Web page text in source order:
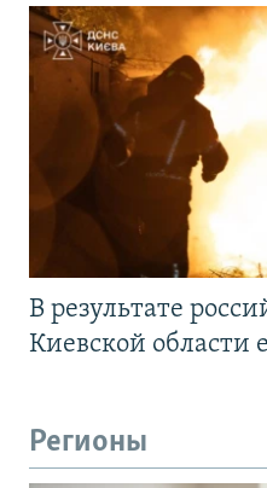
В результате
Киевской области
Регионы